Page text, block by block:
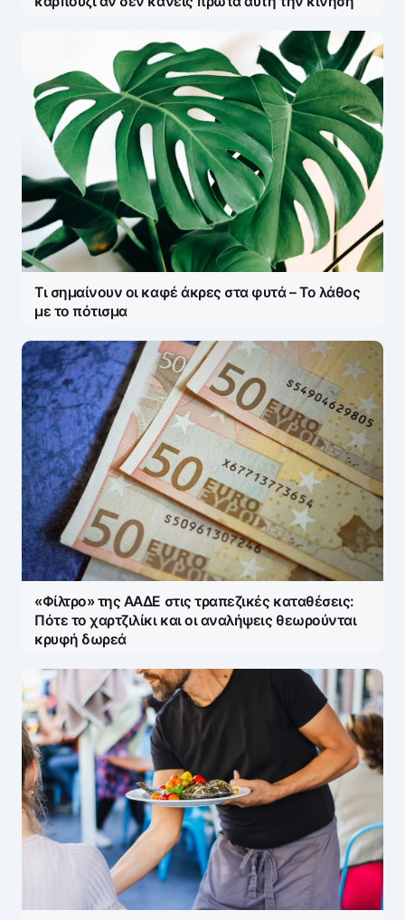
Τι σημαίνουν οι καφέ άκρες στα φυτά – Το λάθος
με το πότισμα
«Φίλτρο» της ΑΑΔΕ στις τραπεζικές καταθέσεις:
Πότε το χαρτζιλίκι και οι αναλήψεις θεωρούνται
κρυφή δωρεά